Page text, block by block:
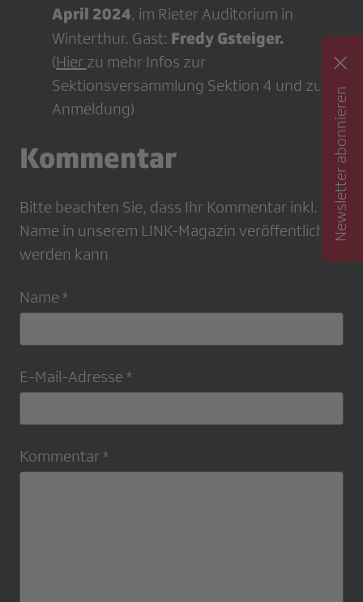
April 2024, im Rieter Auditorium in
Winterthur. Gast: Fredy Gsteiger.
(Hier zu mehr Infos zur
Sektionsversammlung Sektion 4 und zur
Anmeldung)
Kommentar
Bitte beachten Sie, dass Ihr Kommentar inkl.
Name in unserem LINK-Magazin veröffentlicht
werden kann
Name *
E-Mail-Adresse *
Kommentar *
Newsletter abonnieren